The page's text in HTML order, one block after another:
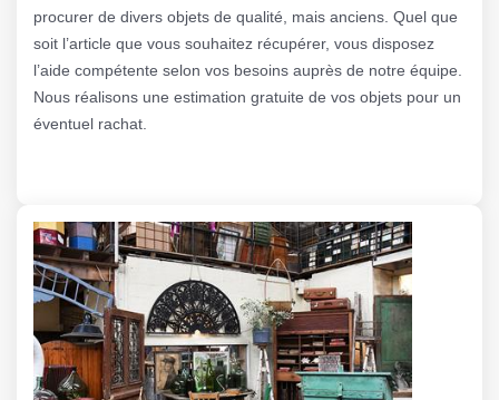
procurer de divers objets de qualité, mais anciens. Quel que
soit l’article que vous souhaitez récupérer, vous disposez
l’aide compétente selon vos besoins auprès de notre équipe.
Nous réalisons une estimation gratuite de vos objets pour un
éventuel rachat.